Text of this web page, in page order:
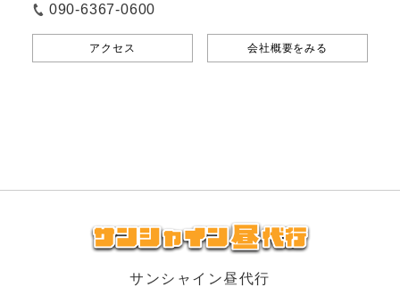
090-6367-0600
アクセス 会社概要をみる
サンシャイン昼代行